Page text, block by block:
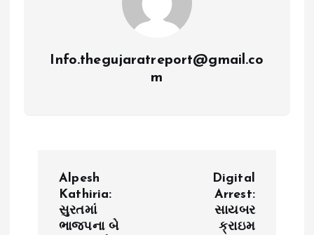
Info.thegujaratreport@gmail.co
m
Alpesh
Kathiria:
સુરતમાં
ભાજપના બે
Digital
Arrest:
સાયબર
ક્રાઇમ